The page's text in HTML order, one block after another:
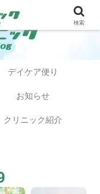
デイケア便り
お知らせ
クリニック紹介
検索